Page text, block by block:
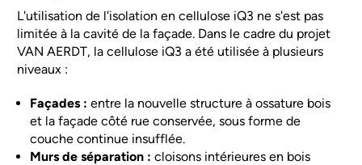
L'utilisation de l'isolation en cellulose iQ3 ne s'est pas
limitée à la cavité de la façade. Dans le cadre du projet
VAN AERDT, la cellulose iQ3 a été utilisée à plusieurs
niveaux :
Façades :entre la nouvelle structure à ossature bois
et la façade côté rue conservée, sous forme de
couche continue insufflée.
Murs de séparation : cloisons intérieures en bois